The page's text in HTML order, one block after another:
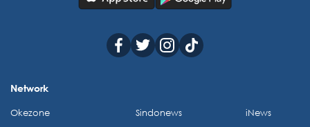
Network
Okezone
Sindonews
iNews